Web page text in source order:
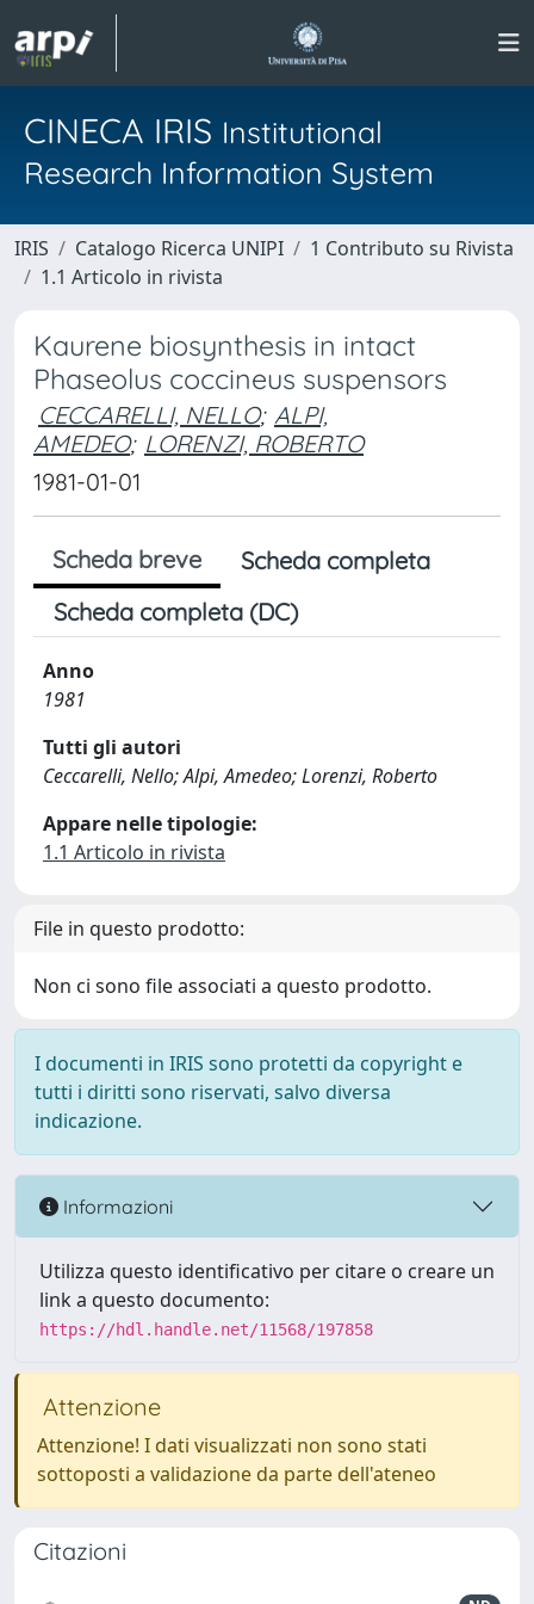
CINECA IRIS Institutional
Research Information System
IRIS Catalogo Ricerca UNIPI
1 Contributo su Rivista
1.1 Articolo in rivista
Kaurene biosynthesis in intact
Phaseolus coccineus suspensors
CECCARELLI, NELLO; ALPI,
AMEDEO; LORENZI, ROBERTO
1981-01-01
Scheda breve
Scheda completa
Scheda completa (DC)
Anno
1981
Tutti gli autori
Ceccarelli, Nello; Alpi, Amedeo; Lorenzi, Roberto
Appare nelle tipologie:
1.1 Articolo in rivista
File in questo prodotto:
Non ci sono file associati a questo prodotto.
I documenti in IRIS sono protetti da copyright e
tutti i diritti sono riservati, salvo diversa
indicazione.
Informazioni
Utilizza questo identificativo per citare o creare un
link a questo documento:
https://hdl.handle.net/11568/197858
Attenzione
Attenzione! I dati visualizzati non sono stati
sottoposti a validazione da parte dell'ateneo
Citazioni